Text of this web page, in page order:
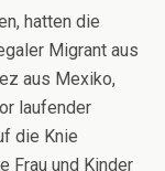
hatten die
Migrant aus
aus Mexiko,
laufender
die Knie
Frau und Kinder